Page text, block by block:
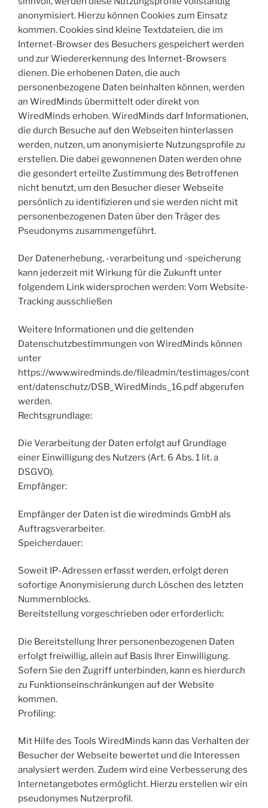
anonymisiert. Hierzu können Cookies zum Einsatz
kommen. Cookies sind kleine Textdateien, die im
Internet-Browser des Besuchers gespeichert werden
und zur Wiedererkennung des Internet-Browsers
dienen. Die erhobenen Daten, die auch
personenbezogene Daten beinhalten können, werden
an WiredMinds übermittelt oder direkt von
WiredMinds erhoben. WiredMinds darf Informationen,
die durch Besuche auf den Webseiten hinterlassen
werden, nutzen, um anonymisierte Nutzungsprofile zu
erstellen. Die dabei gewonnenen Daten werden ohne
die gesondert erteilte Zustimmung des Betroffenen
nicht benutzt, um den Besucher dieser Webseite
persönlich zu identifizieren und sie werden nicht mit
personenbezogenen Daten über den Träger des
Pseudonyms zusammengeführt.
Der Datenerhebung, -verarbeitung und -speicherung
kann jederzeit mit Wirkung für die Zukunft unter
folgendem Link widersprochen werden: Vom Website-
Tracking ausschließen
Weitere Informationen und die geltenden
Datenschutzbestimmungen von WiredMinds können
unter
https://www.wiredminds.de/fileadmin/testimages/cont
ent/datenschutz/DSB_WiredMinds_16.pdf abgerufen
werden.
Rechtsgrundlage:
Die Verarbeitung der Daten erfolgt auf Grundlage
einer Einwilligung des Nutzers (Art. 6 Abs. 1 lit. a
DSGVO).
Empfänger:
Empfänger der Daten ist die wiredminds GmbH als
Auftragsverarbeiter.
Speicherdauer:
Soweit IP-Adressen erfasst werden, erfolgt deren
sofortige Anonymisierung durch Löschen des letzten
Nummernblocks.
Bereitstellung vorgeschrieben oder erforderlich:
Die Bereitstellung Ihrer personenbezogenen Daten
erfolgt freiwillig, allein auf Basis Ihrer Einwilligung.
Sofern Sie den Zugriff unterbinden, kann es hierdurch
zu Funktionseinschränkungen auf der Website
kommen.
Profiling:
Mit Hilfe des Tools WiredMinds kann das Verhalten der
Besucher der Webseite bewertet und die Interessen
analysiert werden. Zudem wird eine Verbesserung des
Internetangebotes ermöglicht. Hierzu erstellen wir ein
pseudonymes Nutzerprofil.